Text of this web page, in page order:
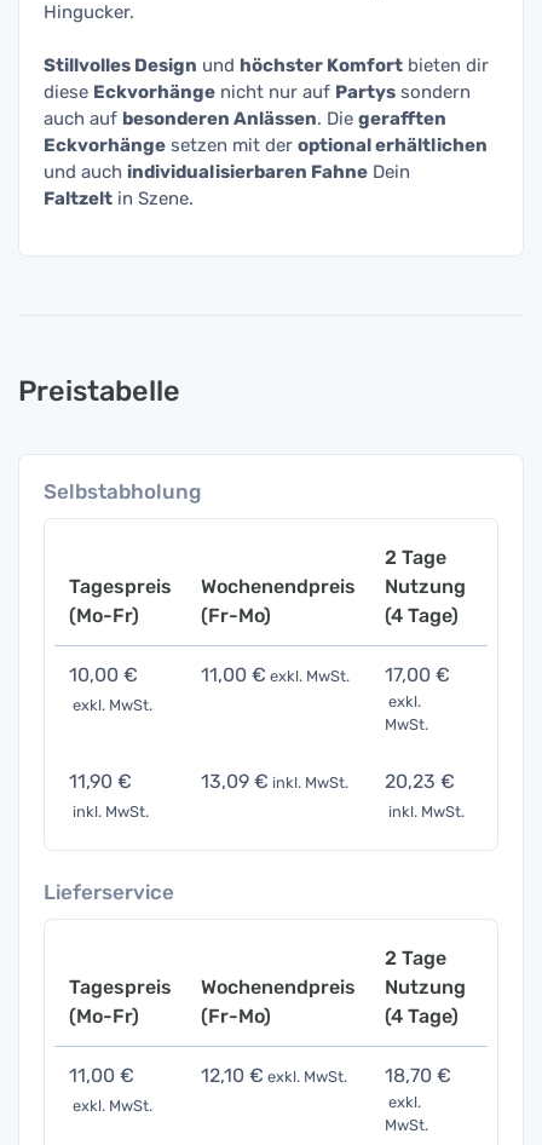
Hingucker.
Stillvolles Design und höchster Komfort bieten dir
diese Eckvorhänge nicht nur auf Partys sondern
auch auf besonderen Anlässen. Die gerafften
Eckvorhänge setzen mit der optional erhältlichen
und auch individualisierbaren Fahne Dein
Faltzelt in Szene.
Preistabelle
Selbstabholung
Tagespreis
(Mo-Fr)
Wochenendpreis
(Fr-Mo)
2 Tage
Nutzung
(4 Tage)
10,00 €
exkl. MwSt.
11,00 € exkl. MwSt. 17,00 €
exkl.
MwSt.
11,90 €
inkl. MwSt.
13,09 € inkl. MwSt. 20,23 €
inkl. MwSt.
Lieferservice
Tagespreis
(Mo-Fr)
Wochenendpreis
(Fr-Mo)
2 Tage
Nutzung
(4 Tage)
11,00 €
exkl. MwSt.
12,10 € exkl. MwSt. 18,70 €
exkl.
MwSt.